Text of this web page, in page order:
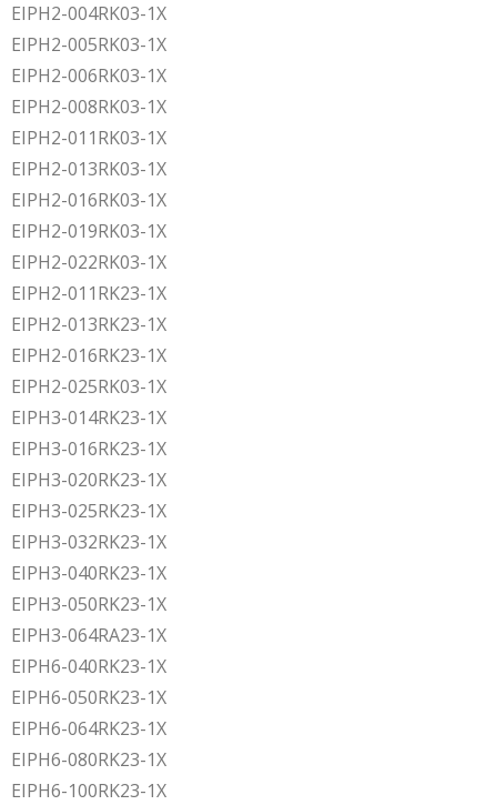
EIPH2-004RK03-1X
EIPH2-005RK03-1X
EIPH2-006RK03-1X
EIPH2-008RK03-1X
EIPH2-011RK03-1X
EIPH2-013RK03-1X
EIPH2-016RK03-1X
EIPH2-019RK03-1X
EIPH2-022RK03-1X
EIPH2-011RK23-1X
EIPH2-013RK23-1X
EIPH2-016RK23-1X
EIPH2-025RK03-1X
EIPH3-014RK23-1X
EIPH3-016RK23-1X
EIPH3-020RK23-1X
EIPH3-025RK23-1X
EIPH3-032RK23-1X
EIPH3-040RK23-1X
EIPH3-050RK23-1X
EIPH3-064RA23-1X
EIPH6-040RK23-1X
EIPH6-050RK23-1X
EIPH6-064RK23-1X
EIPH6-080RK23-1X
EIPH6-100RK23-1X